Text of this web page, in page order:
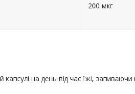
200 мкг
на день під час їжі,